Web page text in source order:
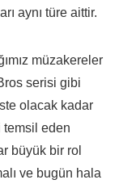
aynı türe aittir.
müzakereler
serisi gibi
olacak kadar
temsil eden
büyük bir rol
ve bugün hala